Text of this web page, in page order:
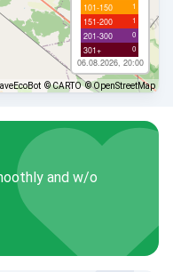
101-150 1
151-200 1
201-300 0
301+ 0
06.08.2026, 20:00
© CARTO © OpenStreetMap
and w/o